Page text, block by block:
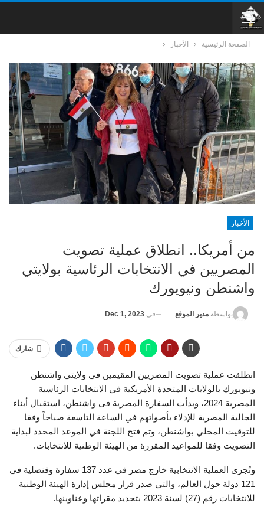
الصفحة الرئيسية الأخبار
الأخبار
من أمريكا.. انطلاق عملية تصويت
المصريين في الانتخابات الرئاسية بولايتي
واشنطن ونيويورك
بواسطة مدير الموقع في Dec 1, 2023
شارك
انطلقت عملية تصويت المصريين المقيمين في ولايتي واشنطن
ونيويورك بالولايات المتحدة الأمريكية في الانتخابات الرئاسية
المصرية 2024، وبدأت السفارة المصرية فى واشنطن، استقبال أبناء
الجالية المصرية للإدلاء بأصواتهم في الساعة التاسعة صباحاً وفقا
للتوقيت المحلي بواشنطن، وتم فتح اللجنة في الموعد المحدد لبداية
التصويت وفقا للمواعيد المقررة من الهيئة الوطنية للانتخابات.
وتُجرى العملية الانتخابية خارج مصر في عدد 137 سفارة وقنصلية في
121 دولة حول العالم، والتي صدر قرار مجلس إدارة الهيئة الوطنية
للانتخابات رقم (27) لسنة 2023 بتحديد مقراتها وعناوينها.